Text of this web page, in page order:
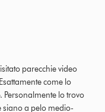
Ratings
parecchie video
come lo
Personalmente lo trovo
siano a pelo medio-